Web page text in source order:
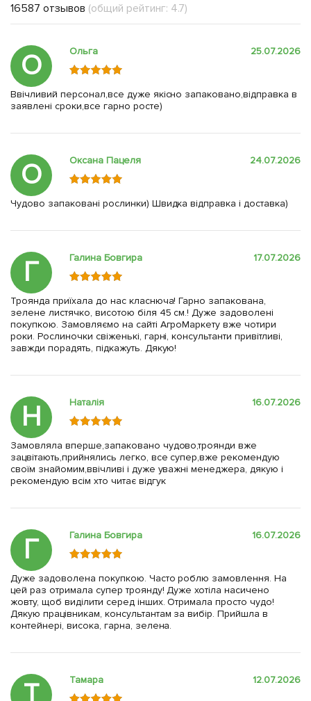
16587 отзывов (общий рейтинг: 4.7)
О Ольга 25.07.2026
Ввічливий персонал,все дуже якісно запаковано,відправка в
заявлені сроки,все гарно росте)
О Оксана Пацеля 24.07.2026
Чудово запаковані рослинки) Швидка відправка і доставка)
Г Галина Бовгира 17.07.2026
Троянда приїхала до нас класнюча! Гарно запакована,
зелене листячко, висотою біля 45 см.! Дуже задоволені
покупкою. Замовляємо на сайті АгроМаркету вже чотири
роки. Рослиночки свіженькі, гарні, консультанти привітливі,
завжди порадять, підкажуть. Дякую!
Н Наталія 16.07.2026
Замовляла вперше,запаковано чудово,троянди вже
зацвітають,прийнялись легко, все супер,вже рекомендую
своїм знайомим,ввічливі і дуже уважні менеджера, дякую і
рекомендую всім хто читає відгук
Г Галина Бовгира 16.07.2026
Дуже задоволена покупкою. Часто роблю замовлення. На
цей раз отримала супер троянду! Дуже хотіла насичено
жовту, щоб виділити серед інших. Отримала просто чудо!
Дякую працівникам, консультантам за вибір. Прийшла в
контейнері, висока, гарна, зелена.
Тамара 12.07.2026